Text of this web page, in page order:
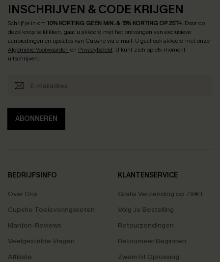
INSCHRIJVEN & CODE KRIJGEN
Schrijf je in om 10% KORTING GEEN MIN. & 15% KORTING OP 2ST+. Door op
deze knop te klikken, gaat u akkoord met het ontvangen van exclusieve
aanbiedingen en updates van Cupshe via e-mail. U gaat ook akkoord met onze
Algemene Voorwaarden en Privacybeleid. U kunt zich op elk moment
uitschrijven.
ABONNEREN
BEDRIJFSINFO
Over Ons
Cupshe Toeleveringsketen
Klanten-Reviews
Veelgestelde Vragen
Affiliate
KLANTENSERVICE
Gratis Verzending op 79€+
Volg Je Bestelling
Retourzendingen
Retourneer Beginnen
Zwem Fit Oplossing